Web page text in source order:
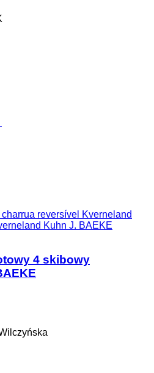
charrua reversível Kverneland
Kuhn J. BAEKE
4 skibowy